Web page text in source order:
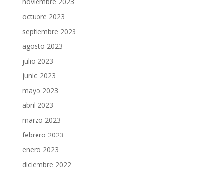
octubre 2023
septiembre 2023
agosto 2023
julio 2023
junio 2023
mayo 2023
abril 2023
marzo 2023
febrero 2023
enero 2023
diciembre 2022